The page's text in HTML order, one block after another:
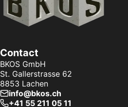
Contact
BKOS GmbH
St. Gallerstrasse 62
8853 Lachen
info@bkos.ch
+41 55 211 05 11